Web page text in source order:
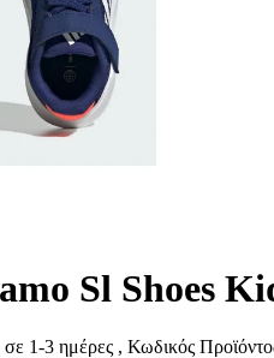
Sl Shoes
1-3 ημέρες , Κωδικός